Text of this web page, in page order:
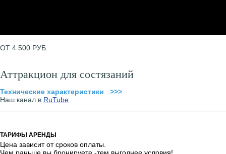
ОТ 4 500 РУБ.
Технические характеристики >>>
Наш канал в RuTube